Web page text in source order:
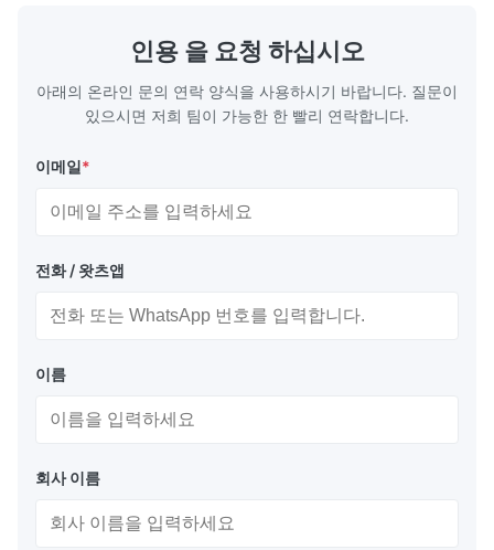
인용 을 요청 하십시오
아래의 온라인 문의 연락 양식을 사용하시기 바랍니다. 질문이
있으시면 저희 팀이 가능한 한 빨리 연락합니다.
이메일*
전화 / 왓츠앱
이름
회사 이름